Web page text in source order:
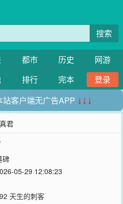
搜索
都市 历史
网游
排行 完本
登录
客户端无广告APP ↓↓↓
君
碑
05-29 12:08:23
天生的刺客